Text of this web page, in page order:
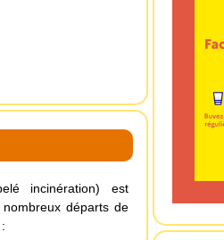
incinération) est
départs de